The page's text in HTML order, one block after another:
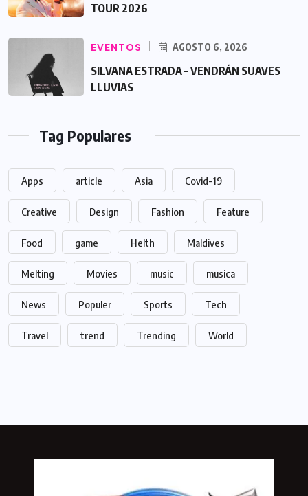
TOUR 2026
EVENTOS AGOSTO 6, 2026
SILVANA ESTRADA – VENDRÁN SUAVES
LLUVIAS
Tag Populares
Apps article Asia Covid-19
Creative Design Fashion Feature
Food game Helth Maldives
Melting Movies music musica
News Populer Sports Tech
Travel trend Trending World